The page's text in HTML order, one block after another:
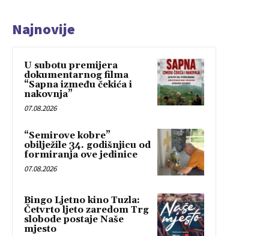
Najnovije
U subotu premijera
dokumentarnog filma
“Sapna između čekića i
nakovnja”
07.08.2026
“Semirove kobre”
obilježile 34. godišnjicu od
formiranja ove jedinice
07.08.2026
Bingo Ljetno kino Tuzla:
Četvrto ljeto zaredom Trg
slobode postaje Naše
mjesto